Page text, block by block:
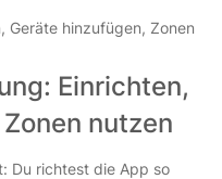
Geräte hinzufügen, Zonen
Einrichten,
nutzen
Du richtest die App so